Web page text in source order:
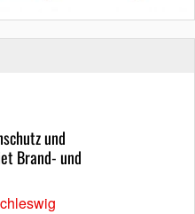
und
Brand- und